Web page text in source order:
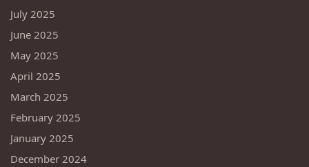
July 2025
June 2025
May 2025
April 2025
March 2025
February 2025
January 2025
December 2024